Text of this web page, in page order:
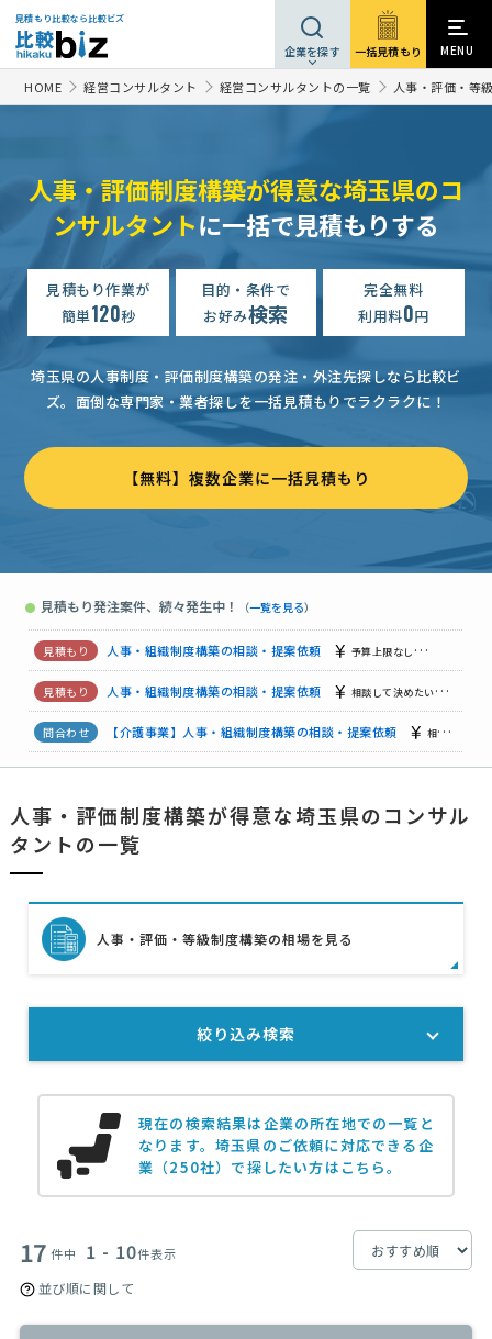
見積もり比較なら比較ビズ
企業を探す 一括見積もり MENU
HOME 経営コンサルタント 経営コンサルタントの一覧 人事・評価・等
人事・評価制度構築が得意な埼玉県のコ
ンサルタントに一括で見積もりする
見積もり作業が
簡単120秒
目的・条件で
お好み検索
完全無料
利用料0円
埼玉県の人事制度・評価制度構築の発注・外注先探しなら比較ビ
ズ。 面倒な専門家・業者探しを一括見積もりでラクラクに！
【無料】複数企業に一括見積もり
● 見積もり発注案件、続々発生中！ （一覧を見る）
【従業員数240名、前年売上200億円】現状はちゃんとした人事制度がない状況なので、 …
人事・組織制度構築の相談・提案依頼 予算上限なし
人事・組織制度構築の相談・提案依頼 相談して決めたい
【介護事業】人事・組織制度構築の相談・提案依頼 相談して決めたい
人事・組織制度構築の相談・提案依頼 700万円まで
人事・組織制度構築の相談・提案依頼（医療業種） 100万円まで
人事評価項目の見直しを検討中している 埼玉県
人事・組織制度構築の相談・提案依頼 100万円まで 埼玉県
人事・組織制度構築の相談・提案依頼
【従業員数240名、前年売上200億円】現状はちゃんとした人事制度がない状況なので、 …
人事・組織制度構築の相談・提案依頼 予算上限なし 埼玉県
人事・組織制度構築の相談・提案依頼 相談して決めたい
【介護事業】人事・組織制度構築の相談・提案依頼
人事・組織制度構築の相談・提案依頼 700万円まで 埼玉県
人事・組織制度構築の相談・提案依頼（医療業種）
人事・評価制度構築が得意な埼玉県のコンサル
タントの一覧
現在の検索結果は企業の所在地での一覧と
なります。埼玉県のご依頼に対応できる企
業（250社）で探したい方はこちら。
17 件中 1 - 10件表示
並び順に関して
人事・評価・等級制度構築の相場を見る
絞り込み検索